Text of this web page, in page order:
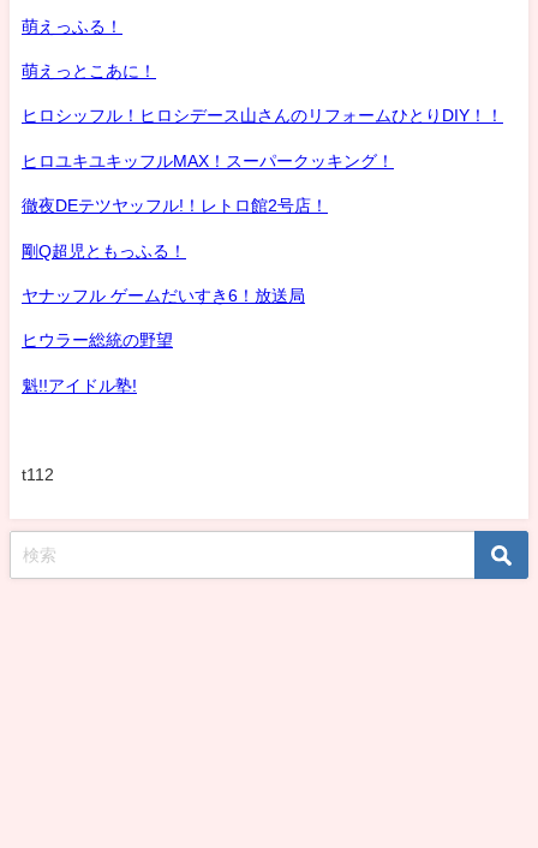
萌えっふる！
萌えっとこあに！
ヒロシッフル！ヒロシデース山さんのリフォームひとりDIY！！
ヒロユキユキッフルMAX！スーパークッキング！
徹夜DEテツヤッフル!！レトロ館2号店！
剛Q超児ともっふる！
ヤナッフル ゲームだいすき6！放送局
ヒウラー総統の野望
魁!!アイドル塾!
t112